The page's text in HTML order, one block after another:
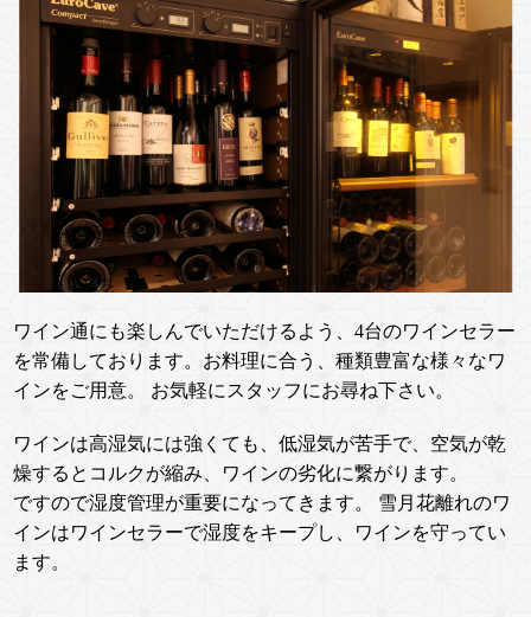
ワイン通にも楽しんでいただけるよう、4台のワインセラー
を常備しております。お料理に合う、種類豊富な様々なワ
インをご用意。 お気軽にスタッフにお尋ね下さい。
ワインは高湿気には強くても、低湿気が苦手で、空気が乾
燥するとコルクが縮み、ワインの劣化に繋がります。
ですので湿度管理が重要になってきます。 雪月花離れのワ
インはワインセラーで湿度をキープし、ワインを守ってい
ます。